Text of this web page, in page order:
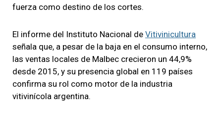
fuerza como destino de los cortes.
El informe del Instituto Nacional de Vitivinicultura
señala que, a pesar de la baja en el consumo interno,
las ventas locales de Malbec crecieron un 44,9%
desde 2015, y su presencia global en 119 países
confirma su rol como motor de la industria
vitivinícola argentina.